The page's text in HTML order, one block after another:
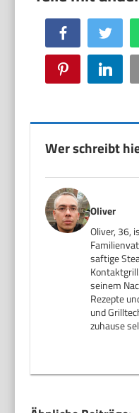
Facebook Twitter
Pinterest
Wer schreibt
Oliver
Oliver, 36,
saftige
seinem
Rezepte
und
zuhause